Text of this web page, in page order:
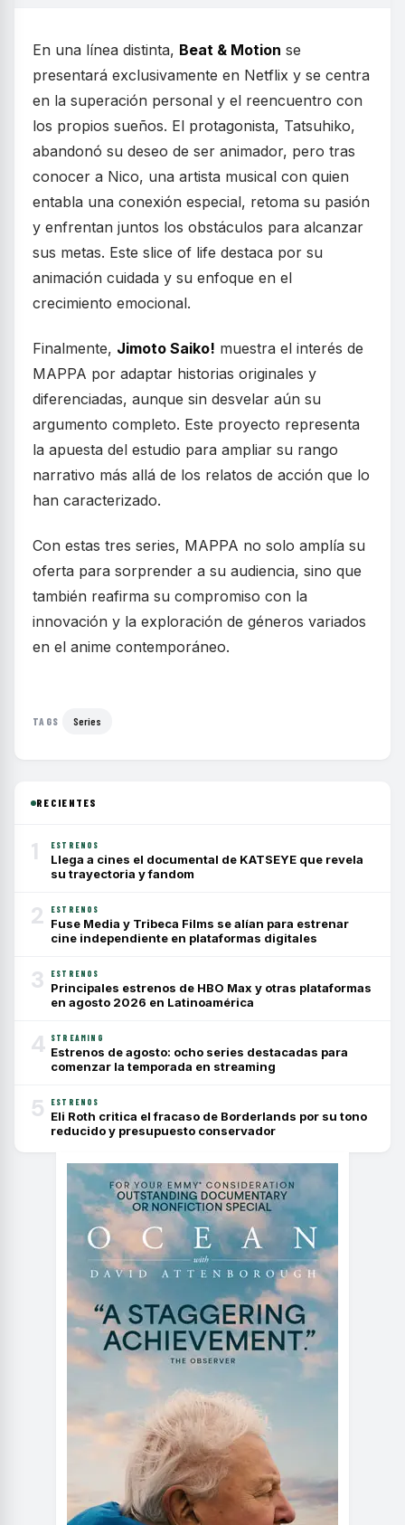
En una línea distinta, Beat & Motion se
presentará exclusivamente en Netflix y se centra
en la superación personal y el reencuentro con
los propios sueños. El protagonista, Tatsuhiko,
abandonó su deseo de ser animador, pero tras
conocer a Nico, una artista musical con quien
entabla una conexión especial, retoma su pasión
y enfrentan juntos los obstáculos para alcanzar
sus metas. Este slice of life destaca por su
animación cuidada y su enfoque en el
crecimiento emocional.
Finalmente, Jimoto Saiko! muestra el interés de
MAPPA por adaptar historias originales y
diferenciadas, aunque sin desvelar aún su
argumento completo. Este proyecto representa
la apuesta del estudio para ampliar su rango
narrativo más allá de los relatos de acción que lo
han caracterizado.
Con estas tres series, MAPPA no solo amplía su
oferta para sorprender a su audiencia, sino que
también reafirma su compromiso con la
innovación y la exploración de géneros variados
en el anime contemporáneo.
TAGS Series
RECIENTES
1 ESTRENOS
Llega a cines el documental de KATSEYE que revela
su trayectoria y fandom
2 ESTRENOS
Fuse Media y Tribeca Films se alían para estrenar
cine independiente en plataformas digitales
3 ESTRENOS
Principales estrenos de HBO Max y otras plataformas
en agosto 2026 en Latinoamérica
4 STREAMING
Estrenos de agosto: ocho series destacadas para
comenzar la temporada en streaming
5 ESTRENOS
Eli Roth critica el fracaso de Borderlands por su tono
reducido y presupuesto conservador